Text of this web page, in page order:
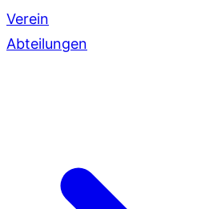
Verein
Abteilungen